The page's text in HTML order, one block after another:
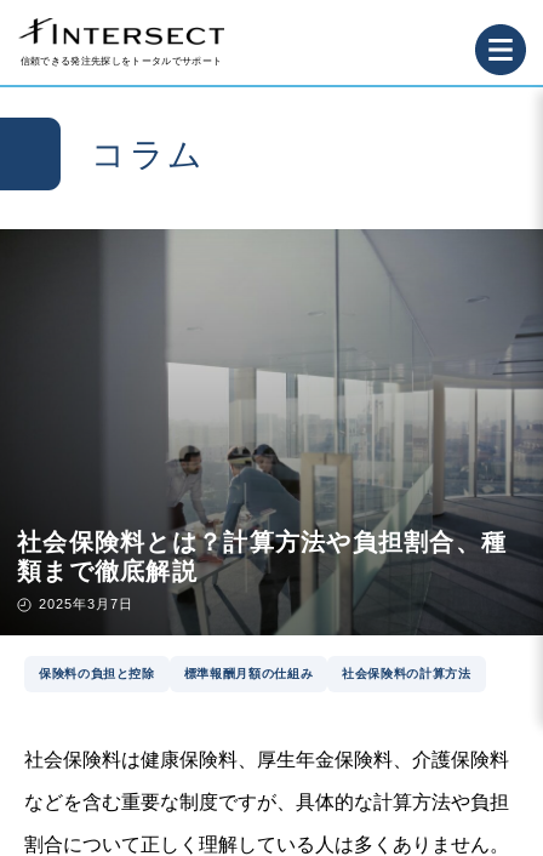
信頼できる発注先探しをトータルでサポート
コラム
社会保険料とは？計算方法や負担割合、種
類まで徹底解説
2025年3月7日
保険料の負担と控除 標準報酬月額の仕組み 社会保険料の計算方法
社会保険料は健康保険料、厚生年金保険料、介護保険料
などを含む重要な制度ですが、具体的な計算方法や負担
割合について正しく理解している人は多くありません。